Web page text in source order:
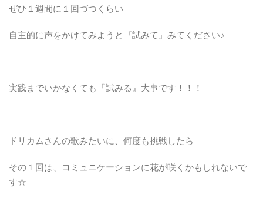
ぜひ１週間に１回づつくらい
自主的に声をかけてみようと『試みて』みてください♪
実践までいかなくても『試みる』大事です！！！
ドリカムさんの歌みたいに、何度も挑戦したら
その１回は、コミュニケーションに花が咲くかもしれないで
す☆